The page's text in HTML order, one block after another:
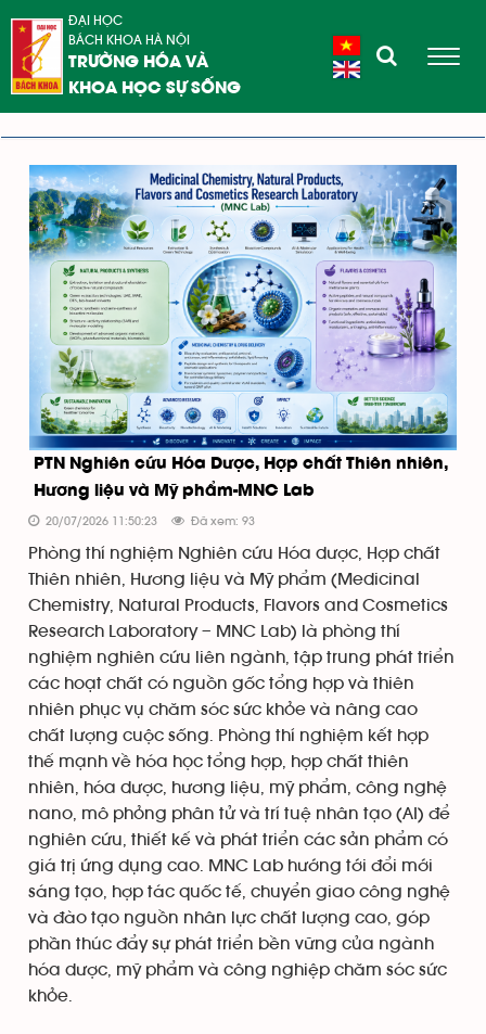
ĐẠI HỌC
BÁCH KHOA HÀ NỘI
TRƯỜNG HÓA VÀ
KHOA HỌC SỰ SỐNG
PTN Nghiên cứu Hóa Dược, Hợp chất Thiên nhiên,
Hương liệu và Mỹ phẩm-MNC Lab
20/07/2026 11:50:23 Đã xem: 93
Phòng thí nghiệm Nghiên cứu Hóa dược, Hợp chất
Thiên nhiên, Hương liệu và Mỹ phẩm (Medicinal
Chemistry, Natural Products, Flavors and Cosmetics
Research Laboratory – MNC Lab) là phòng thí
nghiệm nghiên cứu liên ngành, tập trung phát triển
các hoạt chất có nguồn gốc tổng hợp và thiên
nhiên phục vụ chăm sóc sức khỏe và nâng cao
chất lượng cuộc sống. Phòng thí nghiệm kết hợp
thế mạnh về hóa học tổng hợp, hợp chất thiên
nhiên, hóa dược, hương liệu, mỹ phẩm, công nghệ
nano, mô phỏng phân tử và trí tuệ nhân tạo (AI) để
nghiên cứu, thiết kế và phát triển các sản phẩm có
giá trị ứng dụng cao. MNC Lab hướng tới đổi mới
sáng tạo, hợp tác quốc tế, chuyển giao công nghệ
và đào tạo nguồn nhân lực chất lượng cao, góp
phần thúc đẩy sự phát triển bền vững của ngành
hóa dược, mỹ phẩm và công nghiệp chăm sóc sức
khỏe.